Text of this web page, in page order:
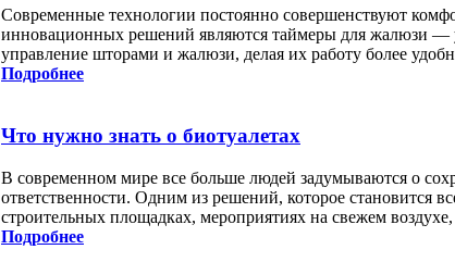
Современные технологии постоянно совершенствуют
инновационных решений являются таймеры для жалюзи —
управление шторами и жалюзи, делая их работу более
Подробнее
Что нужно знать о биотуалетах
В современном мире все больше людей задумываются о
ответственности. Одним из решений, которое становится
строительных площадках, мероприятиях на свежем
Подробнее